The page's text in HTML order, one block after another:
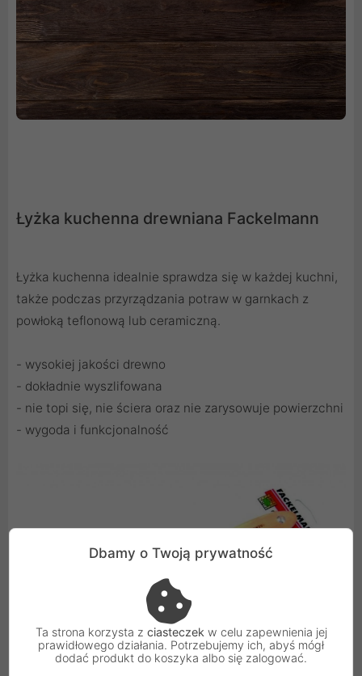
Łyżka kuchenna drewniana Fackelmann
Łyżka kuchenna idealnie sprawdza się w każdej kuchni,
także podczas przyrządzania potraw w garnkach z
powłoką teflonową lub ceramiczną.
- wysokiej jakości drewno
- dokładnie wyszlifowana
- nie topi się, nie ściera oraz nie zarysowuje powierzchni
- wygoda i funkcjonalność
Dbamy o Twoją prywatność
Ta strona korzysta z ciasteczek w celu zapewnienia jej
prawidłowego działania. Potrzebujemy ich, abyś mógł
dodać produkt do koszyka albo się zalogować.